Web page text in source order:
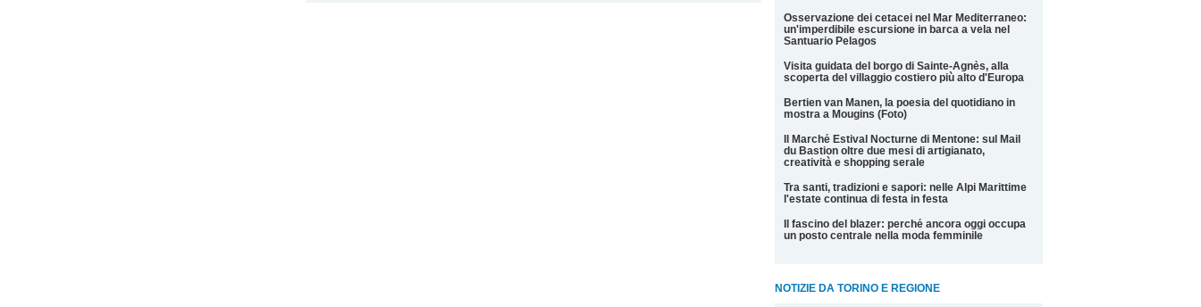
Osservazione dei cetacei nel Mar Mediterraneo:
un'imperdibile escursione in barca a vela nel
Santuario Pelagos
Visita guidata del borgo di Sainte-Agnès, alla
scoperta del villaggio costiero più alto d'Europa
Bertien van Manen, la poesia del quotidiano in
mostra a Mougins (Foto)
Il Marché Estival Nocturne di Mentone: sul Mail
du Bastion oltre due mesi di artigianato,
creatività e shopping serale
Tra santi, tradizioni e sapori: nelle Alpi Marittime
l'estate continua di festa in festa
Il fascino del blazer: perché ancora oggi occupa
un posto centrale nella moda femminile
NOTIZIE DA TORINO E REGIONE